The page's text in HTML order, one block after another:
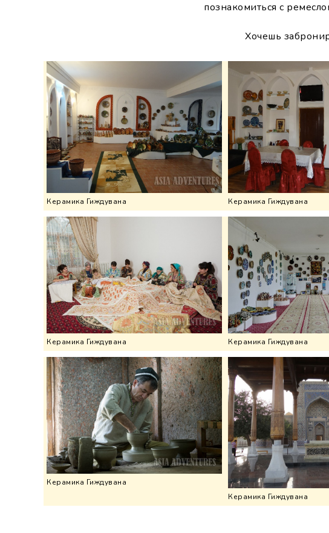
познакомиться с
Хочешь
Керамика Гиждувана Керамика Гиждувана
Керамика Гиждувана Керамика Гиждувана
Керамика Гиждувана
Керамика Гиждувана